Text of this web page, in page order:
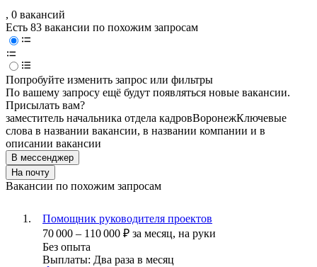
, 0 вакансий
Есть 83 вакансии по похожим запросам
Попробуйте изменить запрос или фильтры
По вашему запросу ещё будут появляться новые вакансии.
Присылать вам?
заместитель начальника отдела кадровВоронежКлючевые
слова в названии вакансии, в названии компании и в
описании вакансии
В мессенджер
На почту
Вакансии по похожим запросам
Помощник руководителя проектов
70 000 – 110 000 ₽ за месяц, на руки
Без опыта
Выплаты: Два раза в месяц